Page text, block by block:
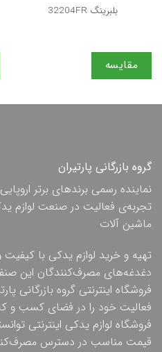
بلبرینگ 32204FR
مقایسه
گروه بازرگانی پارتیران
نماینده رسمی برندهای برتر
تجربه‌ی فعالیت در صنعت لوازم
ماشین آلات
تهیه و خرید لوازم یدکی با کیفیت
دغدغه‌های مصرف‌کنندگان این
فروشگاه اینترنتی گروه بازرگانی
فعالیت خود را در فضای کسب و کار
فروشگاه لوازم یدکی اینترنتی
قیمت مناسب در دسترس